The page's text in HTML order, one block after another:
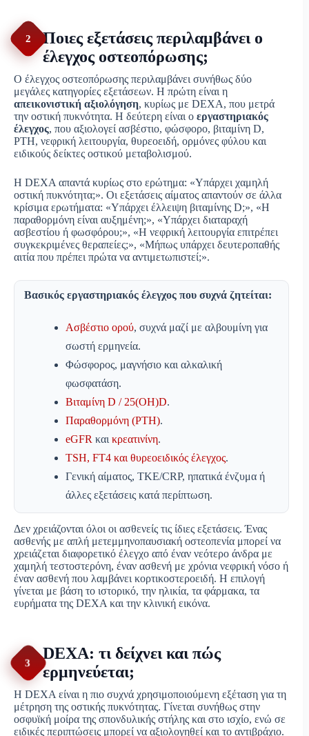
2
Ποιες εξετάσεις περιλαμβάνει ο
έλεγχος οστεοπόρωσης;
Ο έλεγχος οστεοπόρωσης περιλαμβάνει συνήθως δύο
μεγάλες κατηγορίες εξετάσεων. Η πρώτη είναι η
απεικονιστική αξιολόγηση, κυρίως με DEXA, που μετρά
την οστική πυκνότητα. Η δεύτερη είναι ο εργαστηριακός
έλεγχος, που αξιολογεί ασβέστιο, φώσφορο, βιταμίνη D,
PTH, νεφρική λειτουργία, θυρεοειδή, ορμόνες φύλου και
ειδικούς δείκτες οστικού μεταβολισμού.
Η DEXA απαντά κυρίως στο ερώτημα: «Υπάρχει χαμηλή
οστική πυκνότητα;». Οι εξετάσεις αίματος απαντούν σε άλλα
κρίσιμα ερωτήματα: «Υπάρχει έλλειψη βιταμίνης D;», «Η
παραθορμόνη είναι αυξημένη;», «Υπάρχει διαταραχή
ασβεστίου ή φωσφόρου;», «Η νεφρική λειτουργία επιτρέπει
συγκεκριμένες θεραπείες;», «Μήπως υπάρχει δευτεροπαθής
αιτία που πρέπει πρώτα να αντιμετωπιστεί;».
Βασικός εργαστηριακός έλεγχος που συχνά ζητείται:
Ασβέστιο ορού, συχνά μαζί με αλβουμίνη για
σωστή ερμηνεία.
Φώσφορος, μαγνήσιο και αλκαλική
φωσφατάση.
Βιταμίνη D / 25(OH)D.
Παραθορμόνη (PTH).
eGFR και κρεατινίνη.
TSH, FT4 και θυρεοειδικός έλεγχος.
Γενική αίματος, ΤΚΕ/CRP, ηπατικά ένζυμα ή
άλλες εξετάσεις κατά περίπτωση.
Δεν χρειάζονται όλοι οι ασθενείς τις ίδιες εξετάσεις. Ένας
ασθενής με απλή μετεμμηνοπαυσιακή οστεοπενία μπορεί να
χρειάζεται διαφορετικό έλεγχο από έναν νεότερο άνδρα με
χαμηλή τεστοστερόνη, έναν ασθενή με χρόνια νεφρική νόσο ή
έναν ασθενή που λαμβάνει κορτικοστεροειδή. Η επιλογή
γίνεται με βάση το ιστορικό, την ηλικία, τα φάρμακα, τα
ευρήματα της DEXA και την κλινική εικόνα.
3
DEXA: τι δείχνει και πώς
ερμηνεύεται;
Η DEXA είναι η πιο συχνά χρησιμοποιούμενη εξέταση για τη
μέτρηση της οστικής πυκνότητας. Γίνεται συνήθως στην
οσφυϊκή μοίρα της σπονδυλικής στήλης και στο ισχίο, ενώ σε
ειδικές περιπτώσεις μπορεί να αξιολογηθεί και το αντιβράχιο.